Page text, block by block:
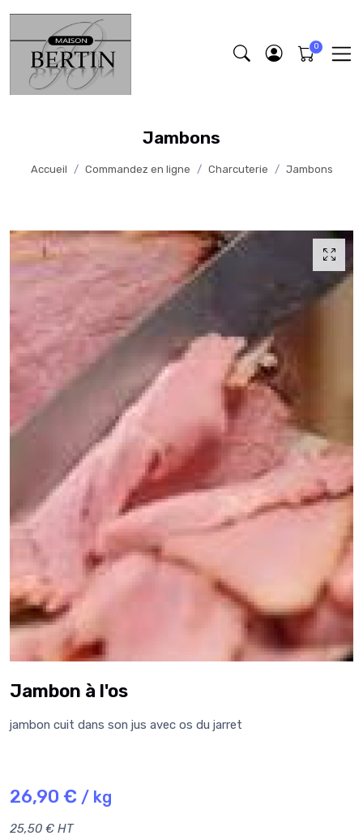
Jambons
Accueil Commandez en ligne Charcuterie Jambons
Jambon à l'os
jambon cuit dans son jus avec os du jarret
26,90 € / kg
25,50 € HT